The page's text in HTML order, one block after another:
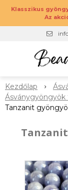
Klasszikus
Az
Kezdőlap
Tanzanit